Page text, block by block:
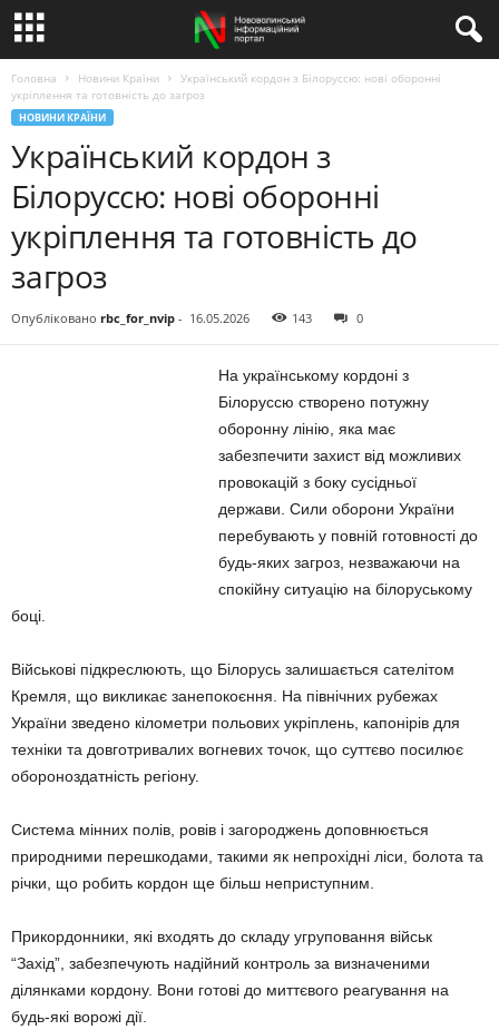
Головна Новини Країни
Український кордон з Білоруссю: нові оборонні
укріплення та готовність до загроз
НОВИНИ КРАЇНИ
Український кордон з
Білоруссю: нові оборонні
укріплення та готовність до
загроз
Опубліковано rbc_for_nvip - 16.05.2026 143 0
На українському кордоні з
Білоруссю створено потужну
оборонну лінію, яка має
забезпечити захист від можливих
провокацій з боку сусідньої
держави. Сили оборони України
перебувають у повній готовності до
будь-яких загроз, незважаючи на
спокійну ситуацію на білоруському
боці.
Військові підкреслюють, що Білорусь залишається сателітом
Кремля, що викликає занепокоєння. На північних рубежах
України зведено кілометри польових укріплень, капонірів для
техніки та довготривалих вогневих точок, що суттєво посилює
обороноздатність регіону.
Система мінних полів, ровів і загороджень доповнюється
природними перешкодами, такими як непрохідні ліси, болота та
річки, що робить кордон ще більш неприступним.
Прикордонники, які входять до складу угруповання військ
“Захід”, забезпечують надійний контроль за визначеними
ділянками кордону. Вони готові до миттєвого реагування на
будь-які ворожі дії.